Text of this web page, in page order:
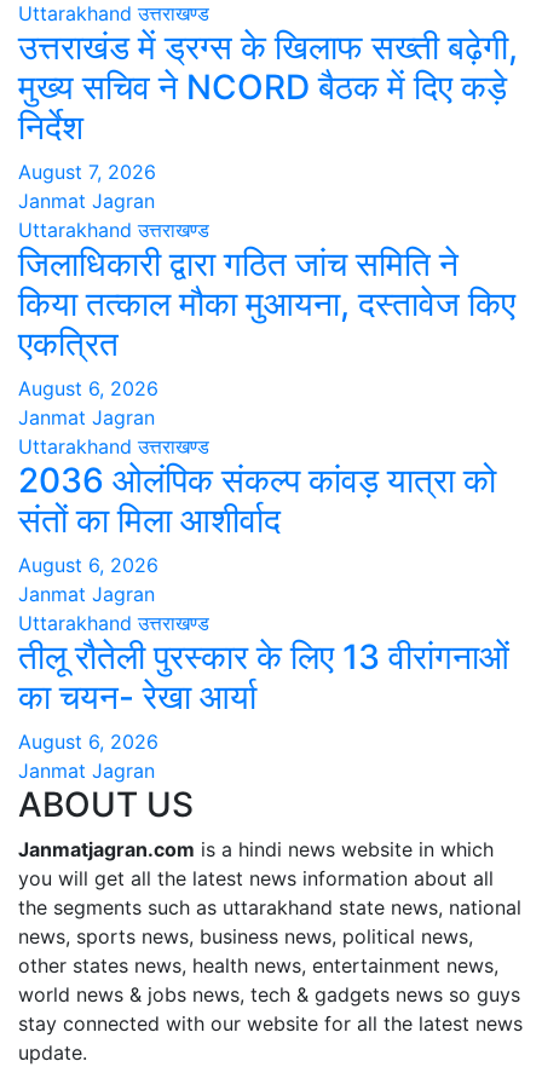
Uttarakhand उत्तराखण्ड
उत्तराखंड में ड्रग्स के खिलाफ सख्ती बढ़ेगी,
मुख्य सचिव ने NCORD बैठक में दिए कड़े
निर्देश
August 7, 2026
Janmat Jagran
Uttarakhand उत्तराखण्ड
जिलाधिकारी द्वारा गठित जांच समिति ने
किया तत्काल मौका मुआयना, दस्तावेज किए
एकत्रित
August 6, 2026
Janmat Jagran
Uttarakhand उत्तराखण्ड
2036 ओलंपिक संकल्प कांवड़ यात्रा को
संतों का मिला आशीर्वाद
August 6, 2026
Janmat Jagran
Uttarakhand उत्तराखण्ड
तीलू रौतेली पुरस्कार के लिए 13 वीरांगनाओं
का चयन- रेखा आर्या
August 6, 2026
Janmat Jagran
ABOUT US
Janmatjagran.com is a hindi news website in which
you will get all the latest news information about all
the segments such as uttarakhand state news, national
news, sports news, business news, political news,
other states news, health news, entertainment news,
world news & jobs news, tech & gadgets news so guys
stay connected with our website for all the latest news
update.